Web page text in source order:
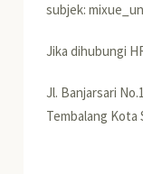
subjek:
Jika dihubungi
Jl. Banjarsari
Tembalang Kota